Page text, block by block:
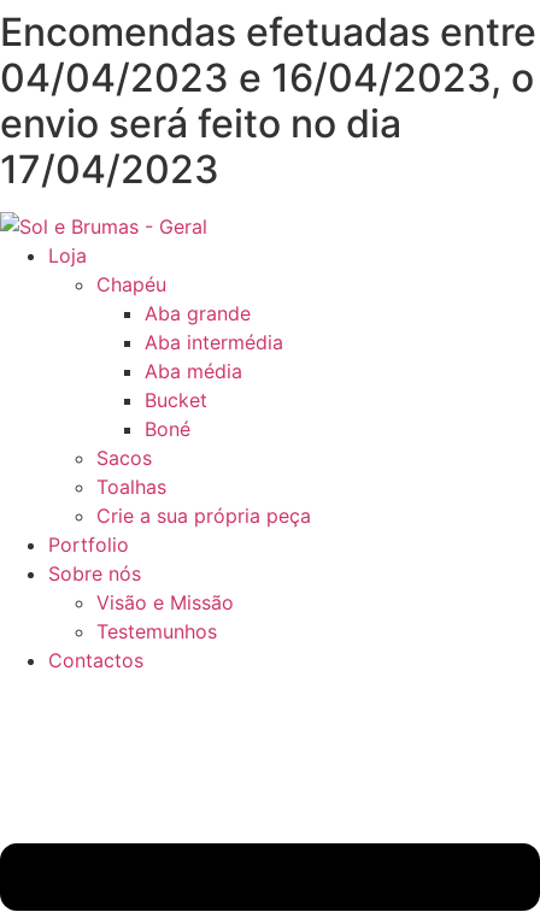
Pular
para
o
conteúdo
Encomendas efetuadas entre
04/04/2023 e 16/04/2023, o
envio será feito no dia
17/04/2023
Loja
Chapéu
Aba grande
Aba intermédia
Aba média
Bucket
Boné
Sacos
Toalhas
Crie a sua própria peça
Portfolio
Sobre nós
Visão e Missão
Testemunhos
Contactos